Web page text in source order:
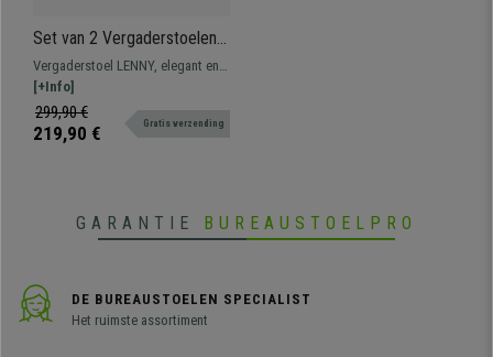
Set van 2 Vergaderstoelen
LENNY FLUWEEL, met Mooi
Stikselontwerp, Zwarte
Poten, Blauw
Vergaderstoel LENNY, elegant en
licht design, ideaal voor uw
eettafel of voor uw bezoekers om
comfortabel te wachten.
[+Info]
299,90 €
219,90 € Gratis verzending
GARANTIE BUREAUSTOELPRO
DE BUREAUSTOELEN SPECIALIST
Het ruimste assortiment